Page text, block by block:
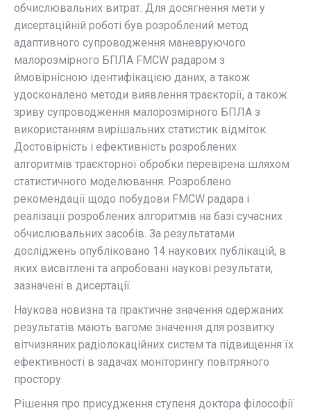
обчислювальних витрат. Для досягнення мети у
дисертаційній роботі був розроблений метод
адаптивного супроводження маневруючого
малорозмірного БПЛА FMCW радаром з
ймовірнісною ідентифікацією даних, а також
удосконалено методи виявлення траєкторії, а також
зриву супроводження малорозмірного БПЛА з
використанням вирішальних статистик відміток.
Достовірність і ефективність розроблених
алгоритмів траєкторної обробки перевірена шляхом
статистичного моделювання. Розроблено
рекомендації щодо побудови FMCW радара і
реалізації розроблених алгоритмів на базі сучасних
обчислювальних засобів. За результатами
досліджень опубліковано 14 наукових публікацій, в
яких висвітлені та апробовані наукові результати,
зазначені в дисертації.
Наукова новизна та практичне значення одержаних
результатів мають вагоме значення для розвитку
вітчизняних радіолокаційних систем та підвищення їх
ефективності в задачах моніторингу повітряного
простору.
Рішення про присудження ступеня доктора філософії